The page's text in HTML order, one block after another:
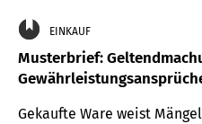
EINKAUF
Musterbrief:
Gekaufte Ware weist